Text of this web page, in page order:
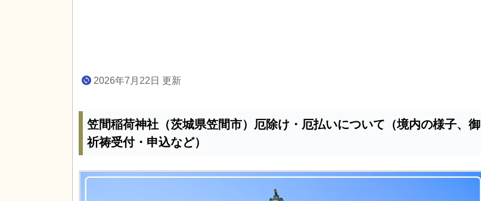
2026年7月22日 更新
笠間稲荷神社（茨城県笠間市）厄除け・厄払いについて（境内の様子、御
祈祷受付・申込など）